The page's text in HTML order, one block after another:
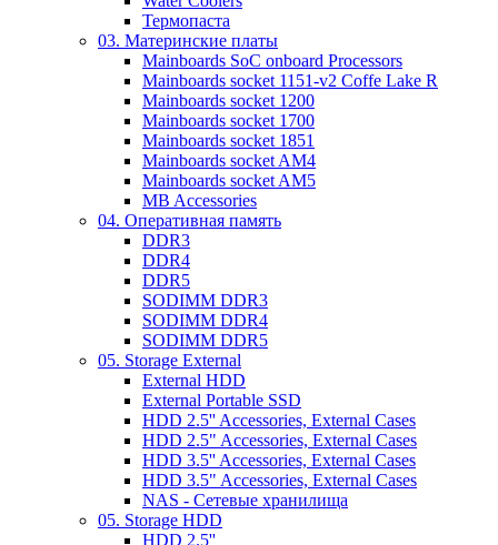
Термопаста
03. Материнские платы
Mainboards SoC onboard Processors
Mainboards socket 1151-v2 Coffe Lake R
Mainboards socket 1200
Mainboards socket 1700
Mainboards socket 1851
Mainboards socket AM4
Mainboards socket AM5
MB Accessories
04. Оперативная память
DDR3
DDR4
DDR5
SODIMM DDR3
SODIMM DDR4
SODIMM DDR5
05. Storage External
External HDD
External Portable SSD
HDD 2.5'' Accessories, External Cases
HDD 2.5" Accessories, External Cases
HDD 3.5'' Accessories, External Cases
HDD 3.5" Accessories, External Cases
NAS - Сетевые хранилища
05. Storage HDD
HDD 2.5''